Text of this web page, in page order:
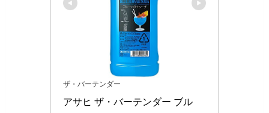
ザ・バーテンダー
アサヒ ザ・バーテンダー ブル